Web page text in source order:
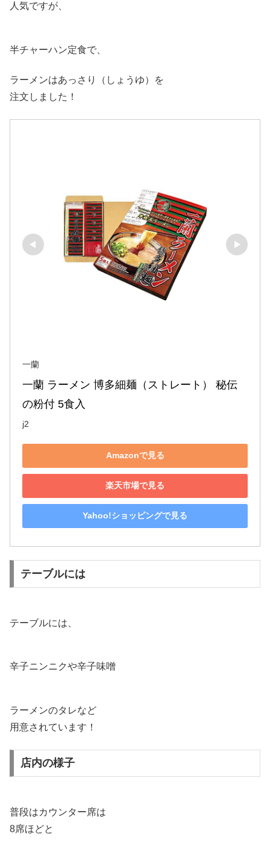
人気ですが、
半チャーハン定食で、
ラーメンはあっさり（しょうゆ）を
注文しました！
一蘭
一蘭 ラーメン 博多細麺（ストレート） 秘伝
の粉付 5食入
j2
Amazonで見る
楽天市場で見る
Yahoo!ショッピングで見る
テーブルには
テーブルには、
辛子ニンニクや辛子味噌
ラーメンのタレなど
用意されています！
店内の様子
普段はカウンター席は
8席ほどと